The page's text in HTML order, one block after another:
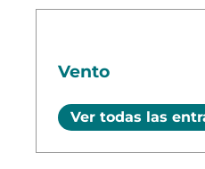
Vento
Ver todas las